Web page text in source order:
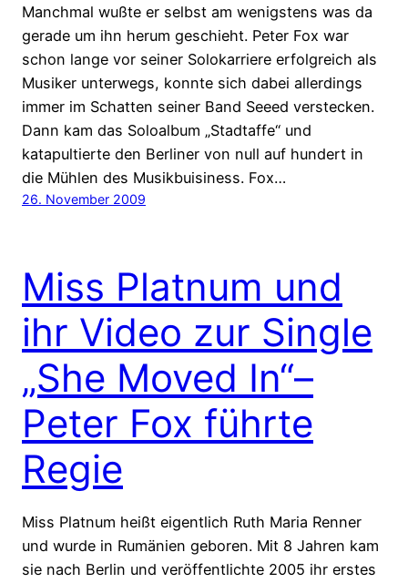
Manchmal wußte er selbst am wenigstens was da
gerade um ihn herum geschieht. Peter Fox war
schon lange vor seiner Solokarriere erfolgreich als
Musiker unterwegs, konnte sich dabei allerdings
immer im Schatten seiner Band Seeed verstecken.
Dann kam das Soloalbum „Stadtaffe“ und
katapultierte den Berliner von null auf hundert in
die Mühlen des Musikbuisiness. Fox…
26. November 2009
Miss Platnum und
ihr Video zur Single
„She Moved In“–
Peter Fox führte
Regie
Miss Platnum heißt eigentlich Ruth Maria Renner
und wurde in Rumänien geboren. Mit 8 Jahren kam
sie nach Berlin und veröffentlichte 2005 ihr erstes